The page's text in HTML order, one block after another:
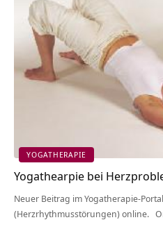
YOGATHERAPIE
Yogathearpie bei
Neuer Beitrag im Yogatherapie-
(Herzrhythmusstörungen) online.